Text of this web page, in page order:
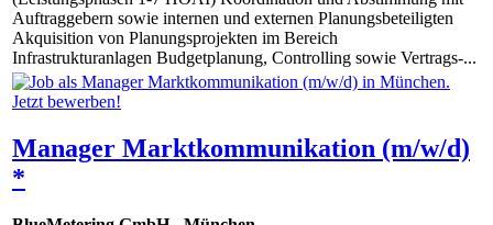
Auftraggebern sowie internen und externen Planungsbeteiligten
Akquisition von Planungsprojekten im Bereich
Infrastrukturanlagen Budgetplanung, Controlling sowie Vertrags-...
Manager Marktkommunikation (m/w/d)
*